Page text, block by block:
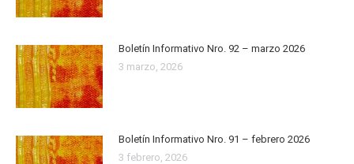
Boletín Informativo Nro. 92 – marzo 2026
3 marzo, 2026
Boletín Informativo Nro. 91 – febrero 2026
3 febrero, 2026